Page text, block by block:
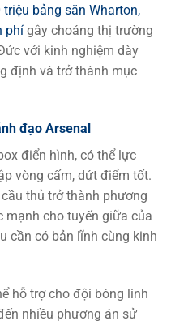
triệu bảng săn Wharton,
phí gây choáng thị trường
với kinh nghiệm dày
định và trở thành mục
đạo Arsenal
điển hình, có thể lực
vòng cấm, dứt điểm tốt.
thủ trở thành phương
mạnh cho tuyến giữa của
cần có bản lĩnh cùng kinh
hỗ trợ cho đội bóng linh
nhiều phương án sử